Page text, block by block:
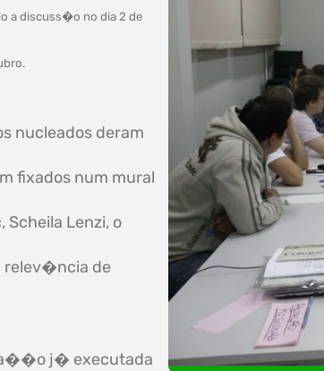
a discuss�o no dia 2 de
nucleados deram
fixados num mural
Lenzi, o
relev�ncia de
a��o j� executada